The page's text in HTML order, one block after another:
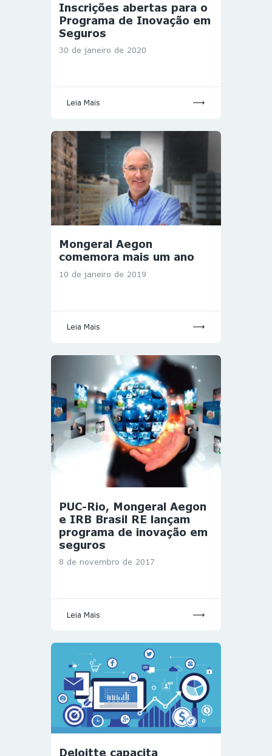
Inscrições abertas para o
Programa de Inovação em
Seguros
30 de janeiro de 2020
Leia Mais
Mongeral Aegon
comemora mais um ano
10 de janeiro de 2019
Leia Mais
PUC-Rio, Mongeral Aegon
e IRB Brasil RE lançam
programa de inovação em
seguros
8 de novembro de 2017
Leia Mais
Deloitte capacita